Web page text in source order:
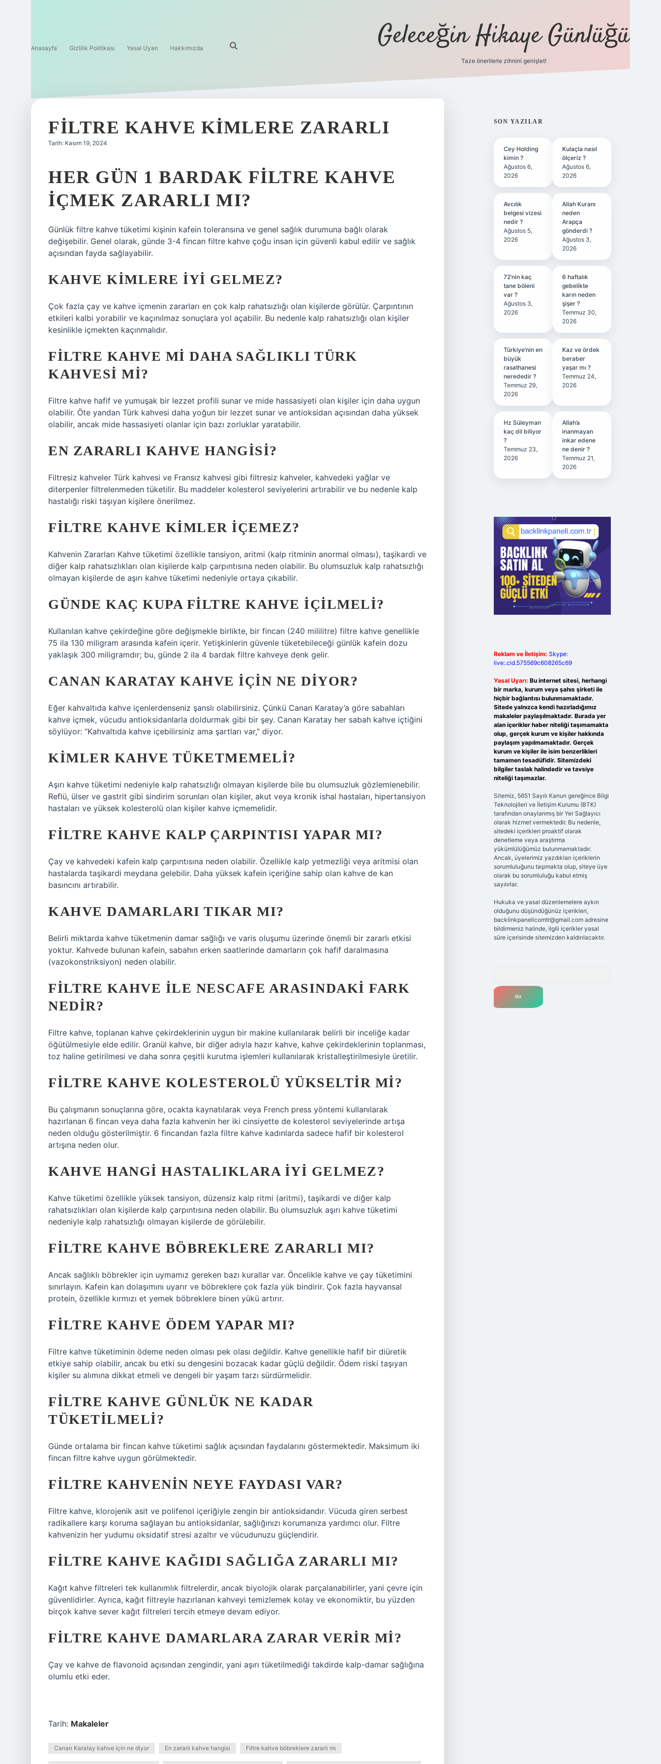
Anasayfa Gizlilik Politikası Yasal Uyarı Hakkımızda Geleceğin Hikaye Günlüğü
Taze önerilerle zihnini genişlet!
FILTRE KAHVE KIMLERE ZARARLI
Tarih: Kasım 19, 2024
HER GÜN 1 BARDAK FILTRE KAHVE
IÇMEK ZARARLI MI?
Günlük filtre kahve tüketimi kişinin kafein toleransına ve genel sağlık durumuna bağlı olarak
değişebilir. Genel olarak, günde 3-4 fincan filtre kahve çoğu insan için güvenli kabul edilir ve sağlık
açısından fayda sağlayabilir.
KAHVE KIMLERE IYI GELMEZ?
Çok fazla çay ve kahve içmenin zararları en çok kalp rahatsızlığı olan kişilerde görülür. Çarpıntının
etkileri kalbi yorabilir ve kaçınılmaz sonuçlara yol açabilir. Bu nedenle kalp rahatsızlığı olan kişiler
kesinlikle içmekten kaçınmalıdır.
FILTRE KAHVE MI DAHA SAĞLIKLI TÜRK
KAHVESI MI?
Filtre kahve hafif ve yumuşak bir lezzet profili sunar ve mide hassasiyeti olan kişiler için daha uygun
olabilir. Öte yandan Türk kahvesi daha yoğun bir lezzet sunar ve antioksidan açısından daha yüksek
olabilir, ancak mide hassasiyeti olanlar için bazı zorluklar yaratabilir.
EN ZARARLI KAHVE HANGISI?
Filtresiz kahveler Türk kahvesi ve Fransız kahvesi gibi filtresiz kahveler, kahvedeki yağlar ve
diterpenler filtrelenmeden tüketilir. Bu maddeler kolesterol seviyelerini artırabilir ve bu nedenle kalp
hastalığı riski taşıyan kişilere önerilmez.
FILTRE KAHVE KIMLER IÇEMEZ?
Kahvenin Zararları Kahve tüketimi özellikle tansiyon, aritmi (kalp ritminin anormal olması), taşikardi ve
diğer kalp rahatsızlıkları olan kişilerde kalp çarpıntısına neden olabilir. Bu olumsuzluk kalp rahatsızlığı
olmayan kişilerde de aşırı kahve tüketimi nedeniyle ortaya çıkabilir.
GÜNDE KAÇ KUPA FILTRE KAHVE IÇILMELI?
Kullanılan kahve çekirdeğine göre değişmekle birlikte, bir fincan (240 mililitre) filtre kahve genellikle
75 ila 130 miligram arasında kafein içerir. Yetişkinlerin güvenle tüketebileceği günlük kafein dozu
yaklaşık 300 miligramdır; bu, günde 2 ila 4 bardak filtre kahveye denk gelir.
CANAN KARATAY KAHVE IÇIN NE DIYOR?
Eğer kahvaltıda kahve içenlerdenseniz şanslı olabilirsiniz. Çünkü Canan Karatay’a göre sabahları
kahve içmek, vücudu antioksidanlarla doldurmak gibi bir şey. Canan Karatay her sabah kahve içtiğini
söylüyor: “Kahvaltıda kahve içebilirsiniz ama şartları var,” diyor.
KIMLER KAHVE TÜKETMEMELI?
Aşırı kahve tüketimi nedeniyle kalp rahatsızlığı olmayan kişilerde bile bu olumsuzluk gözlemlenebilir.
Reflü, ülser ve gastrit gibi sindirim sorunları olan kişiler, akut veya kronik ishal hastaları, hipertansiyon
hastaları ve yüksek kolesterolü olan kişiler kahve içmemelidir.
FILTRE KAHVE KALP ÇARPINTISI YAPAR MI?
Çay ve kahvedeki kafein kalp çarpıntısına neden olabilir. Özellikle kalp yetmezliği veya aritmisi olan
hastalarda taşikardi meydana gelebilir. Daha yüksek kafein içeriğine sahip olan kahve de kan
basıncını artırabilir.
KAHVE DAMARLARI TIKAR MI?
Belirli miktarda kahve tüketmenin damar sağlığı ve varis oluşumu üzerinde önemli bir zararlı etkisi
yoktur. Kahvede bulunan kafein, sabahın erken saatlerinde damarların çok hafif daralmasına
(vazokonstriksiyon) neden olabilir.
FILTRE KAHVE ILE NESCAFE ARASINDAKI FARK
NEDIR?
Filtre kahve, toplanan kahve çekirdeklerinin uygun bir makine kullanılarak belirli bir inceliğe kadar
öğütülmesiyle elde edilir. Granül kahve, bir diğer adıyla hazır kahve, kahve çekirdeklerinin toplanması,
toz haline getirilmesi ve daha sonra çeşitli kurutma işlemleri kullanılarak kristalleştirilmesiyle üretilir.
FILTRE KAHVE KOLESTEROLÜ YÜKSELTIR MI?
Bu çalışmanın sonuçlarına göre, ocakta kaynatılarak veya French press yöntemi kullanılarak
hazırlanan 6 fincan veya daha fazla kahvenin her iki cinsiyette de kolesterol seviyelerinde artışa
neden olduğu gösterilmiştir. 6 fincandan fazla filtre kahve kadınlarda sadece hafif bir kolesterol
artışına neden olur.
KAHVE HANGI HASTALIKLARA IYI GELMEZ?
Kahve tüketimi özellikle yüksek tansiyon, düzensiz kalp ritmi (aritmi), taşikardi ve diğer kalp
rahatsızlıkları olan kişilerde kalp çarpıntısına neden olabilir. Bu olumsuzluk aşırı kahve tüketimi
nedeniyle kalp rahatsızlığı olmayan kişilerde de görülebilir.
FILTRE KAHVE BÖBREKLERE ZARARLI MI?
Ancak sağlıklı böbrekler için uymamız gereken bazı kurallar var. Öncelikle kahve ve çay tüketimini
sınırlayın. Kafein kan dolaşımını uyarır ve böbreklere çok fazla yük bindirir. Çok fazla hayvansal
protein, özellikle kırmızı et yemek böbreklere binen yükü artırır.
FILTRE KAHVE ÖDEM YAPAR MI?
Filtre kahve tüketiminin ödeme neden olması pek olası değildir. Kahve genellikle hafif bir diüretik
etkiye sahip olabilir, ancak bu etki su dengesini bozacak kadar güçlü değildir. Ödem riski taşıyan
kişiler su alımına dikkat etmeli ve dengeli bir yaşam tarzı sürdürmelidir.
FILTRE KAHVE GÜNLÜK NE KADAR
TÜKETILMELI?
Günde ortalama bir fincan kahve tüketimi sağlık açısından faydalarını göstermektedir. Maksimum iki
fincan filtre kahve uygun görülmektedir.
FILTRE KAHVENIN NEYE FAYDASI VAR?
Filtre kahve, klorojenik asit ve polifenol içeriğiyle zengin bir antioksidandır. Vücuda giren serbest
radikallere karşı koruma sağlayan bu antioksidanlar, sağlığınızı korumanıza yardımcı olur. Filtre
kahvenizin her yudumu oksidatif stresi azaltır ve vücudunuzu güçlendirir.
FILTRE KAHVE KAĞIDI SAĞLIĞA ZARARLI MI?
Kağıt kahve filtreleri tek kullanımlık filtrelerdir, ancak biyolojik olarak parçalanabilirler, yani çevre için
güvenlidirler. Ayrıca, kağıt filtreyle hazırlanan kahveyi temizlemek kolay ve ekonomiktir, bu yüzden
birçok kahve sever kağıt filtreleri tercih etmeye devam ediyor.
FILTRE KAHVE DAMARLARA ZARAR VERIR MI?
Çay ve kahve de flavonoid açısından zengindir, yani aşırı tüketilmediği takdirde kalp-damar sağlığına
olumlu etki eder.
Tarih: Makaleler
Canan Karatay kahve için ne diyor En zararlı kahve hangisi Filtre kahve böbreklere zararlı mı
SIDEBAR
SON YAZILAR
Cey Holding
kimin ?
Ağustos 6,
2026
Kulaçla nasıl
ölçeriz ?
Ağustos 6,
2026
Avcılık
belgesi vizesi
nedir ?
Ağustos 5,
2026
Allah Kuranı
neden
Arapça
gönderdi ?
Ağustos 3,
2026
72’nin kaç
tane böleni
var ?
Ağustos 3,
2026
6 haftalık
gebelikte
karın neden
şişer ?
Temmuz 30,
2026
Türkiye’nin en
büyük
rasathanesi
nerededir ?
Temmuz 29,
2026
Kaz ve ördek
beraber
yaşar mı ?
Temmuz 24,
2026
Hz Süleyman
kaç dil biliyor
?
Temmuz 23,
2026
Allah’a
inanmayan
inkar edene
ne denir ?
Temmuz 21,
2026
Reklam ve İletişim: Skype:
live:.cid.575569c608265c69
Yasal Uyarı: Bu internet sitesi, herhangi
bir marka, kurum veya şahıs şirketi ile
hiçbir bağlantısı bulunmamaktadır.
Sitede yalnızca kendi hazırladığımız
makaleler paylaşılmaktadır. Burada yer
alan içerikler haber niteliği taşımamakta
olup, gerçek kurum ve kişiler hakkında
paylaşım yapılmamaktadır. Gerçek
kurum ve kişiler ile isim benzerlikleri
tamamen tesadüfidir. Sitemizdeki
bilgiler taslak halindedir ve tavsiye
niteliği taşımazlar.
Sitemiz, 5651 Sayılı Kanun gereğince Bilgi
Teknolojileri ve İletişim Kurumu (BTK)
tarafından onaylanmış bir Yer Sağlayıcı
olarak hizmet vermektedir. Bu nedenle,
sitedeki içerikleri proaktif olarak
denetleme veya araştırma
yükümlülüğümüz bulunmamaktadır.
Ancak, üyelerimiz yazdıkları içeriklerin
sorumluluğunu taşımakta olup, siteye üye
olarak bu sorumluluğu kabul etmiş
sayılırlar.
Hukuka ve yasal düzenlemelere aykırı
olduğunu düşündüğünüz içerikleri,
backlinkpanelicomtr@gmail.comadresine
bildirmeniz halinde, ilgili içerikler yasal
süre içerisinde sitemizden kaldırılacaktır.